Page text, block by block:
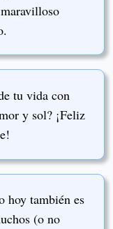
tu vida con
y sol? ¡Feliz
hoy también es
(o no